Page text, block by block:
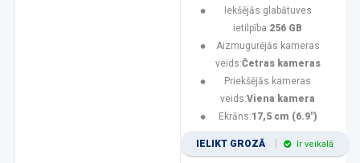
Iekšējās glabātuves
ietilpība:256 GB
Aizmugurējās kameras
veids:Četras kameras
Priekšējās kameras
veids:Viena kamera
Ekrāns:17,5 cm (6.9")
IELIKT GROZĀ Ir veikalā